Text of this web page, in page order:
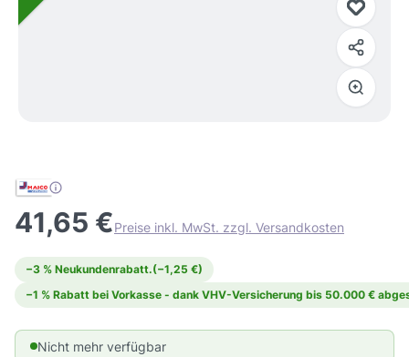
41,65 €Preise inkl. MwSt. zzgl. Versandkosten
−3 % Neukundenrabatt.(−1,25 €)
−1 % Rabatt bei Vorkasse - dank VHV-Versicherung bis 50.000 €
Nicht mehr verfügbar